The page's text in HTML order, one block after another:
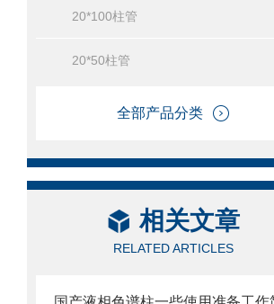
20*100柱管
20*50柱管
全部产品分类
相关文章
RELATED ARTICLES